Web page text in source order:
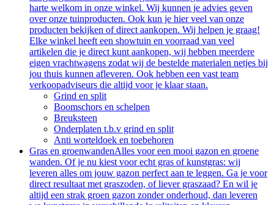
harte welkom in onze winkel. Wij kunnen je advies geven
over onze tuinproducten. Ook kun je hier veel van onze
producten bekijken of direct aankopen. Wij helpen je graag!
Elke winkel heeft een showtuin en voorraad van veel
artikelen die je direct kunt aankopen, wij hebben meerdere
eigen vrachtwagens zodat wij de bestelde materialen netjes bij
jou thuis kunnen afleveren. Ook hebben een vast team
verkoopadviseurs die altijd voor je klaar staan.
Grind en split
Boomschors en schelpen
Breuksteen
Onderplaten t.b.v grind en split
Anti worteldoek en toebehoren
Gras en groenwandenAlles voor een mooi gazon en groene
wanden. Of je nu kiest voor echt gras of kunstgras: wij
leveren alles om jouw gazon perfect aan te leggen. Ga je voor
direct resultaat met graszoden, of liever graszaad? En wil je
altijd een strak groen gazon zonder onderhoud, dan leveren